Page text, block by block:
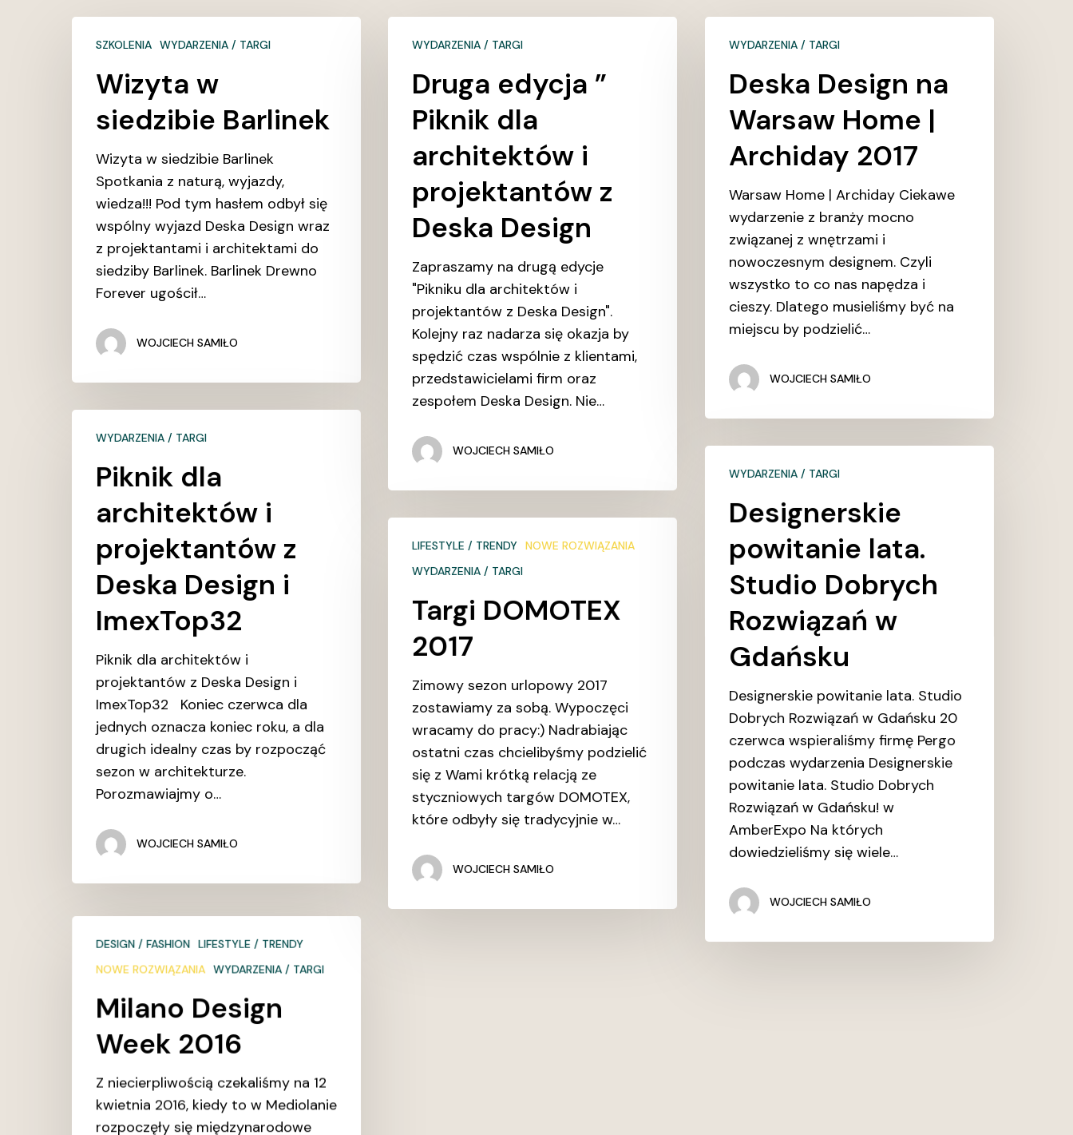
siedzibie
Barlinek
SZKOLENIA WYDARZENIA / TARGI
Wizyta w
siedzibie Barlinek
Wizyta w siedzibie Barlinek
Spotkania z naturą, wyjazdy,
wiedza!!! Pod tym hasłem odbył się
wspólny wyjazd Deska Design wraz
z projektantami i architektami do
siedziby Barlinek. Barlinek Drewno
Forever ugościł…
WOJCIECH SAMIŁO
edycja
Piknik
projektantów
Deska
WYDARZENIA / TARGI
Druga edycja ”
Piknik dla
architektów i
projektantów z
Deska Design
Zapraszamy na drugą edycje
"Pikniku dla architektów i
projektantów z Deska Design".
Kolejny raz nadarza się okazja by
spędzić czas wspólnie z klientami,
przedstawicielami firm oraz
zespołem Deska Design. Nie…
WOJCIECH SAMIŁO
Design
Warsaw
Home
Archiday
WYDARZENIA / TARGI
Deska Design na
Warsaw Home |
Archiday 2017
Warsaw Home | Archiday Ciekawe
wydarzenie z branży mocno
związanej z wnętrzami i
nowoczesnym designem. Czyli
wszystko to co nas napędza i
cieszy. Dlatego musieliśmy być na
miejscu by podzielić…
WOJCIECH SAMIŁO
architektów
projektantów
Deska
Design
ImexTop32
WYDARZENIA / TARGI
Piknik dla
architektów i
projektantów z
Deska Design i
ImexTop32
Piknik dla architektów i
projektantów z Deska Design i
ImexTop32 Koniec czerwca dla
jednych oznacza koniec roku, a dla
drugich idealny czas by rozpocząć
sezon w architekturze.
Porozmawiajmy o…
WOJCIECH SAMIŁO
powitanie
lata.
Studio
Dobrych
Rozwiązań
Gdańsku
WYDARZENIA / TARGI
Designerskie
powitanie lata.
Studio Dobrych
Rozwiązań w
Gdańsku
Designerskie powitanie lata. Studio
Dobrych Rozwiązań w Gdańsku 20
czerwca wspieraliśmy firmę Pergo
podczas wydarzenia Designerskie
powitanie lata. Studio Dobrych
Rozwiązań w Gdańsku! w
AmberExpo Na których
dowiedzieliśmy się wiele…
WOJCIECH SAMIŁO
DOMOTEX
2017
LIFESTYLE / TRENDY NOWE ROZWIĄZANIA
WYDARZENIA / TARGI
Targi DOMOTEX
2017
Zimowy sezon urlopowy 2017
zostawiamy za sobą. Wypoczęci
wracamy do pracy:) Nadrabiając
ostatni czas chcielibyśmy podzielić
się z Wami krótką relacją ze
styczniowych targów DOMOTEX,
które odbyły się tradycyjnie w…
WOJCIECH SAMIŁO
Milano
Design
Week
DESIGN / FASHION LIFESTYLE / TRENDY
NOWE ROZWIĄZANIA
WYDARZENIA / TARGI
Milano Design
Week 2016
Z niecierpliwością czekaliśmy na 12
kwietnia 2016, kiedy to w Mediolanie
rozpoczęły się międzynarodowe